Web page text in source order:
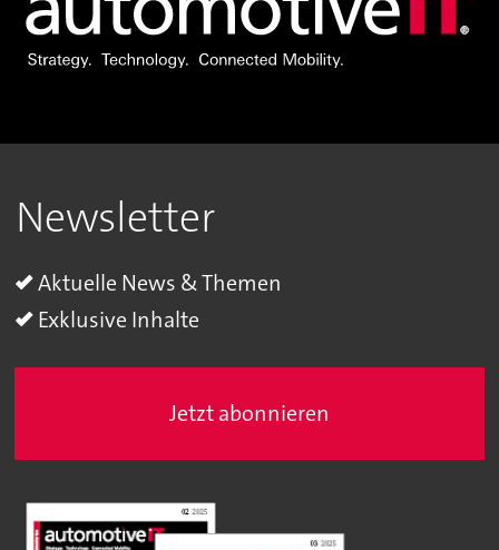
Newsletter
Aktuelle News & Themen
Exklusive Inhalte
Jetzt abonnieren